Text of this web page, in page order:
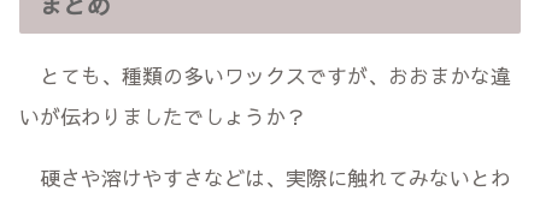
とても、種類の多いワックスですが、おおまかな違
いが伝わりましたでしょうか？
硬さや溶けやすさなどは、実際に触れてみないとわ